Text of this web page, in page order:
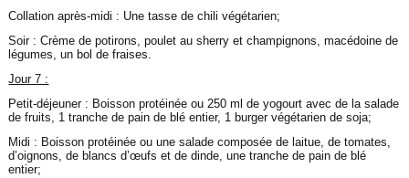
Collation après-midi : Une tasse de chili végétarien;
Soir : Crème de potirons, poulet au sherry et champignons, macédoine de
légumes, un bol de fraises.
Jour 7 :
Petit-déjeuner : Boisson protéinée ou 250 ml de yogourt avec de la salade
de fruits, 1 tranche de pain de blé entier, 1 burger végétarien de soja;
Midi : Boisson protéinée ou une salade composée de laitue, de tomates,
d’oignons, de blancs d’œufs et de dinde, une tranche de pain de blé
entier;